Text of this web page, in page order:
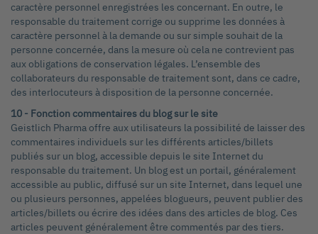
caractère personnel enregistrées les concernant. En outre, le
responsable du traitement corrige ou supprime les données à
caractère personnel à la demande ou sur simple souhait de la
personne concernée, dans la mesure où cela ne contrevient pas
aux obligations de conservation légales. L’ensemble des
collaborateurs du responsable de traitement sont, dans ce cadre,
des interlocuteurs à disposition de la personne concernée.
10 - Fonction commentaires du blog sur le site
Geistlich Pharma offre aux utilisateurs la possibilité de laisser des
commentaires individuels sur les différents articles/billets
publiés sur un blog, accessible depuis le site Internet du
responsable du traitement. Un blog est un portail, généralement
accessible au public, diffusé sur un site Internet, dans lequel une
ou plusieurs personnes, appelées blogueurs, peuvent publier des
articles/billets ou écrire des idées dans des articles de blog. Ces
articles peuvent généralement être commentés par des tiers.